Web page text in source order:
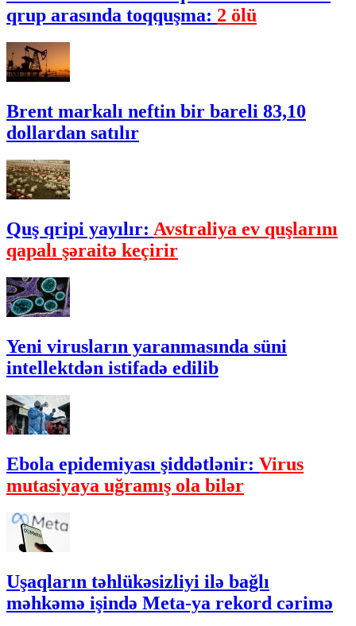
qrup arasında toqquşma: 2 ölü
Brent markalı neftin bir bareli 83,10
dollardan satılır
Quş qripi yayılır: Avstraliya ev quşlarını
qapalı şəraitə keçirir
Yeni virusların yaranmasında süni
intellektdən istifadə edilib
Ebola epidemiyası şiddətlənir: Virus
mutasiyaya uğramış ola bilər
Uşaqların təhlükəsizliyi ilə bağlı
məhkəmə işində Meta-ya rekord cərimə